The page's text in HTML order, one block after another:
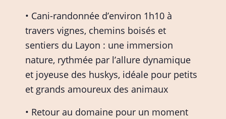
• Cani-randonnée d’environ 1h10 à
travers vignes, chemins boisés et
sentiers du Layon : une immersion
nature, rythmée par l’allure dynamique
et joyeuse des huskys, idéale pour petits
et grands amoureux des animaux
• Retour au domaine pour un moment